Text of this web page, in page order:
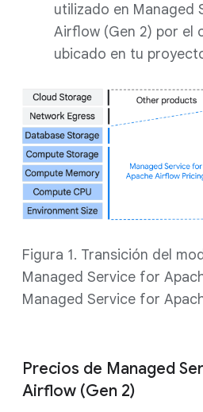
utilizado en Managed
Airflow (Gen 2) por el
ubicado en tu
Figura 1. Transición del
Managed Service for
Managed Service for
Precios de Managed
Airflow (Gen 2)